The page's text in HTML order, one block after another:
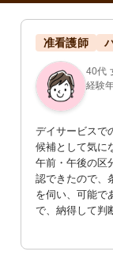
准看護師
40代
経験
デイサービスで
候補として気に
午前・午後の区
認できたので、
を伺い、可能で
で、納得して判